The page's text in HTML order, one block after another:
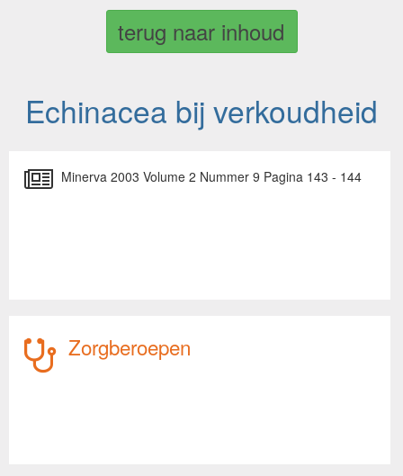
terug naar inhoud
Echinacea bij verkoudheid
Minerva 2003 Volume 2 Nummer 9 Pagina 143 - 144
Zorgberoepen